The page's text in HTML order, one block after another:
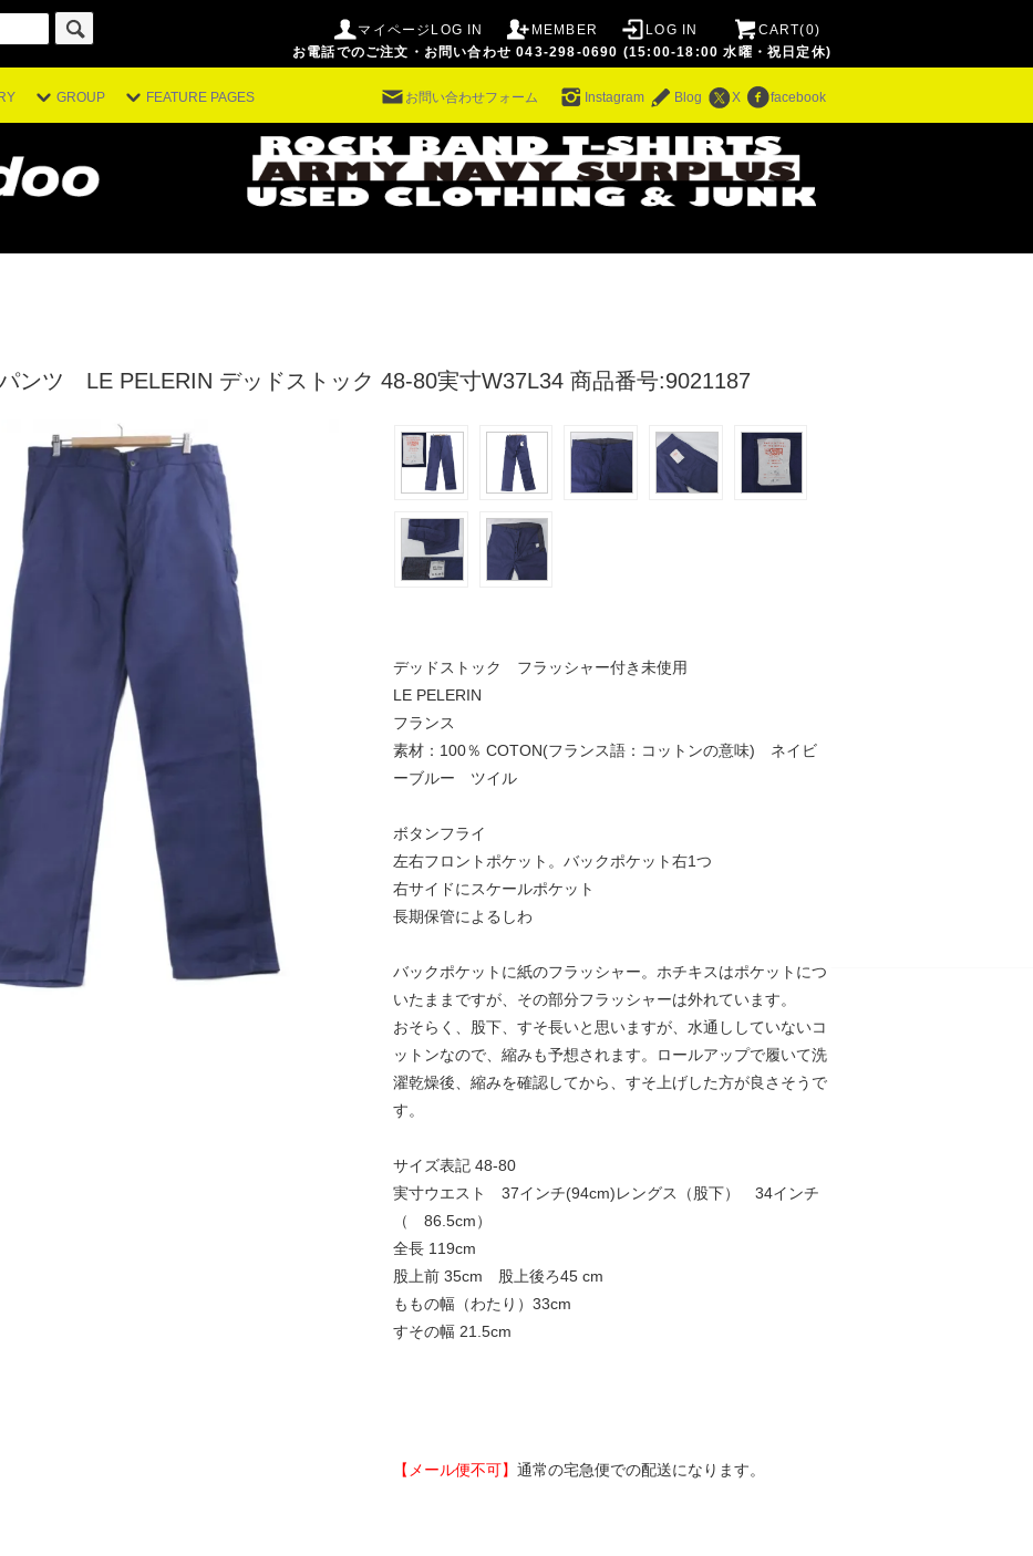
マイページLOG IN MEMBER LOG IN
CART(0)
お電話でのご注文・お問い合わせ 043-298-0690 (15:00-18:00 水曜・祝日定休)
GROUP FEATURE PAGES お問い合わせフォーム Instagram Blog X facebook
ンツ LE PELERIN デッドストック 48-80実寸W37L34 商品番号:9021187
デッドストック フラッシャー付き未使用
LE PELERIN
フランス
素材：100％ COTON(フランス語：コットンの意味) ネイビ
ーブルー ツイル
ボタンフライ
左右フロントポケット。バックポケット右1つ
右サイドにスケールポケット
長期保管によるしわ
バックポケットに紙のフラッシャー。ホチキスはポケットにつ
いたままですが、その部分フラッシャーは外れています。
おそらく、股下、すそ長いと思いますが、水通ししていないコ
ットンなので、縮みも予想されます。ロールアップで履いて洗
濯乾燥後、縮みを確認してから、すそ上げした方が良さそうで
す。
サイズ表記 48-80
実寸ウエスト 37インチ(94cm)レングス（股下） 34インチ
（ 86.5cm）
全長 119cm
股上前 35cm 股上後ろ45 cm
ももの幅（わたり）33cm
すその幅 21.5cm
【メール便不可】 通常の宅急便での配送になります。